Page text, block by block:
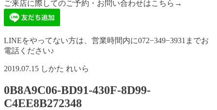
ご来店に際してのご予約・お問い合わせはこちら→
LINEをやってない方は、営業時間内に072−349−3931までお
電話ください♪
2019.07.15 しかた れいら
0B8A9C06-BD91-430F-8D99-
C4EE8B272348